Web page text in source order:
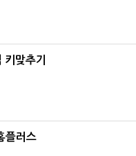
맞추기
플러스